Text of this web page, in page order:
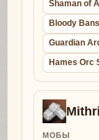
Shaman of
Bloody
Guardian
Hames Orc
МОБЫ